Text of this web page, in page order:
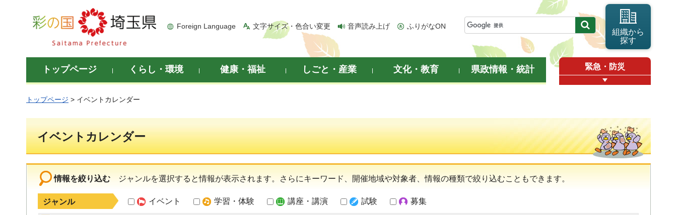
彩の国 埼玉県
Foreign Language 文字サイズ・色合い変更 音声読み上げ ふりがなON
組織から
探す
トップページ くらし・環境 健康・福祉 しごと・産業 文化・教育 県政情報・統計 緊急・防災
トップページ > イベントカレンダー
イベントカレンダー
情報を絞り込む ジャンルを選択すると情報が表示されます。さらにキーワード、開催地域や対象者、情報の種類で絞り込むこともできます。
ジャンル イベント 学習・体験 講座・講演 試験 募集